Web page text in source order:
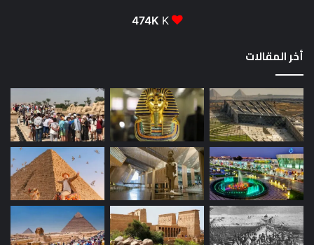
474K K
أخر المقالات